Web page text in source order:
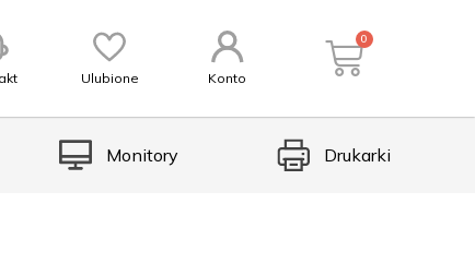
Ulubione Konto
0
Monitory Drukarki